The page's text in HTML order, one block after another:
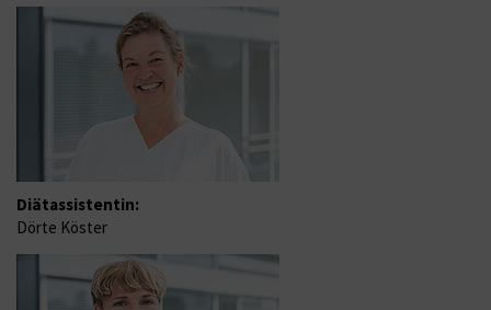
Diätassistentin:
Dörte Köster